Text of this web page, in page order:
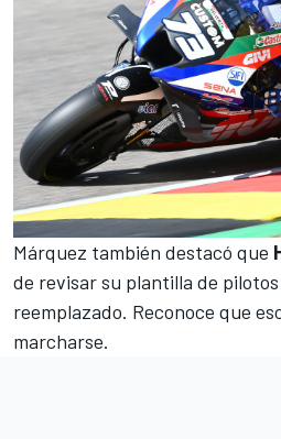
Márquez también destacó que
de revisar su plantilla de
reemplazado. Reconoce que
marcharse.